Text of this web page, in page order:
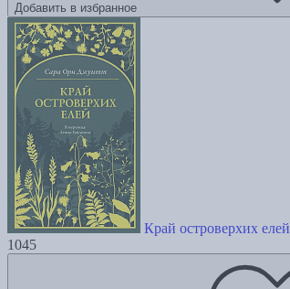
Добавить в избранное
Край островерхих елей
1045